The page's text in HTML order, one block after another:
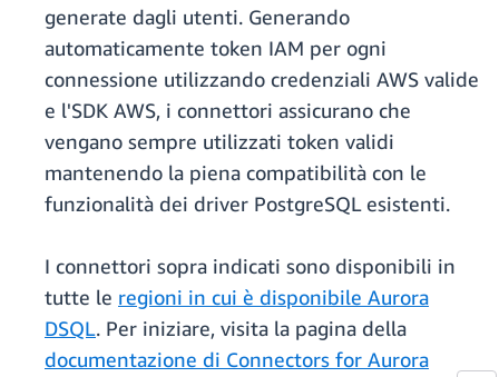
generate dagli utenti. Generando
automaticamente token IAM per ogni
connessione utilizzando credenziali AWS valide
e l'SDK AWS, i connettori assicurano che
vengano sempre utilizzati token validi
mantenendo la piena compatibilità con le
funzionalità dei driver PostgreSQL esistenti.
I connettori sopra indicati sono disponibili in
tutte le regioni in cui è disponibile Aurora
DSQL. Per iniziare, visita la pagina della
documentazione di Connectors for Aurora